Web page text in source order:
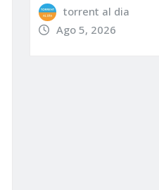
torrent al dia
Ago 5, 2026